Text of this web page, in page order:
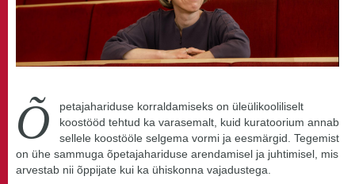
Õ
petajahariduse korraldamiseks on üleülikooliliselt
koostööd tehtud ka varasemalt, kuid kuratoorium annab
sellele koostööle selgema vormi ja eesmärgid. Tegemist
on ühe sammuga õpetajahariduse arendamisel ja juhtimisel, mis
arvestab nii õppijate kui ka ühiskonna vajadustega.